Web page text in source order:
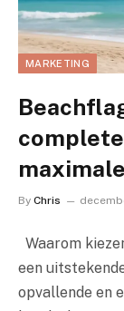
MARKETING
By Chris
Waarom
een
opvallende en